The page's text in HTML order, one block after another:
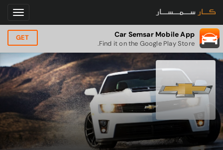
Car Semsar Mobile App
Find it on the Google Play Store.
GET